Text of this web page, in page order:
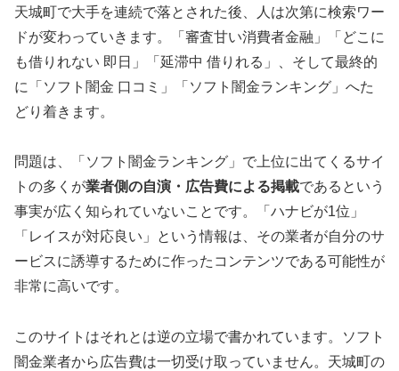
天城町で大手を連続で落とされた後、人は次第に検索ワー
ドが変わっていきます。「審査甘い消費者金融」「どこに
も借りれない 即日」「延滞中 借りれる」、そして最終的
に「ソフト闇金 口コミ」「ソフト闇金ランキング」へた
どり着きます。
問題は、「ソフト闇金ランキング」で上位に出てくるサイ
トの多くが業者側の自演・広告費による掲載であるという
事実が広く知られていないことです。「ハナビが1位」
「レイスが対応良い」という情報は、その業者が自分のサ
ービスに誘導するために作ったコンテンツである可能性が
非常に高いです。
このサイトはそれとは逆の立場で書かれています。ソフト
闇金業者から広告費は一切受け取っていません。天城町の